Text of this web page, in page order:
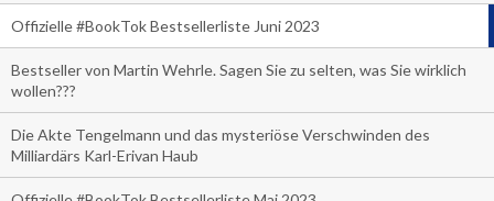
Offizielle #BookTok Bestsellerliste Juni 2023
Bestseller von Martin Wehrle. Sagen Sie zu selten, was Sie wirklich
wollen???
Die Akte Tengelmann und das mysteriöse Verschwinden des
Milliardärs Karl-Erivan Haub